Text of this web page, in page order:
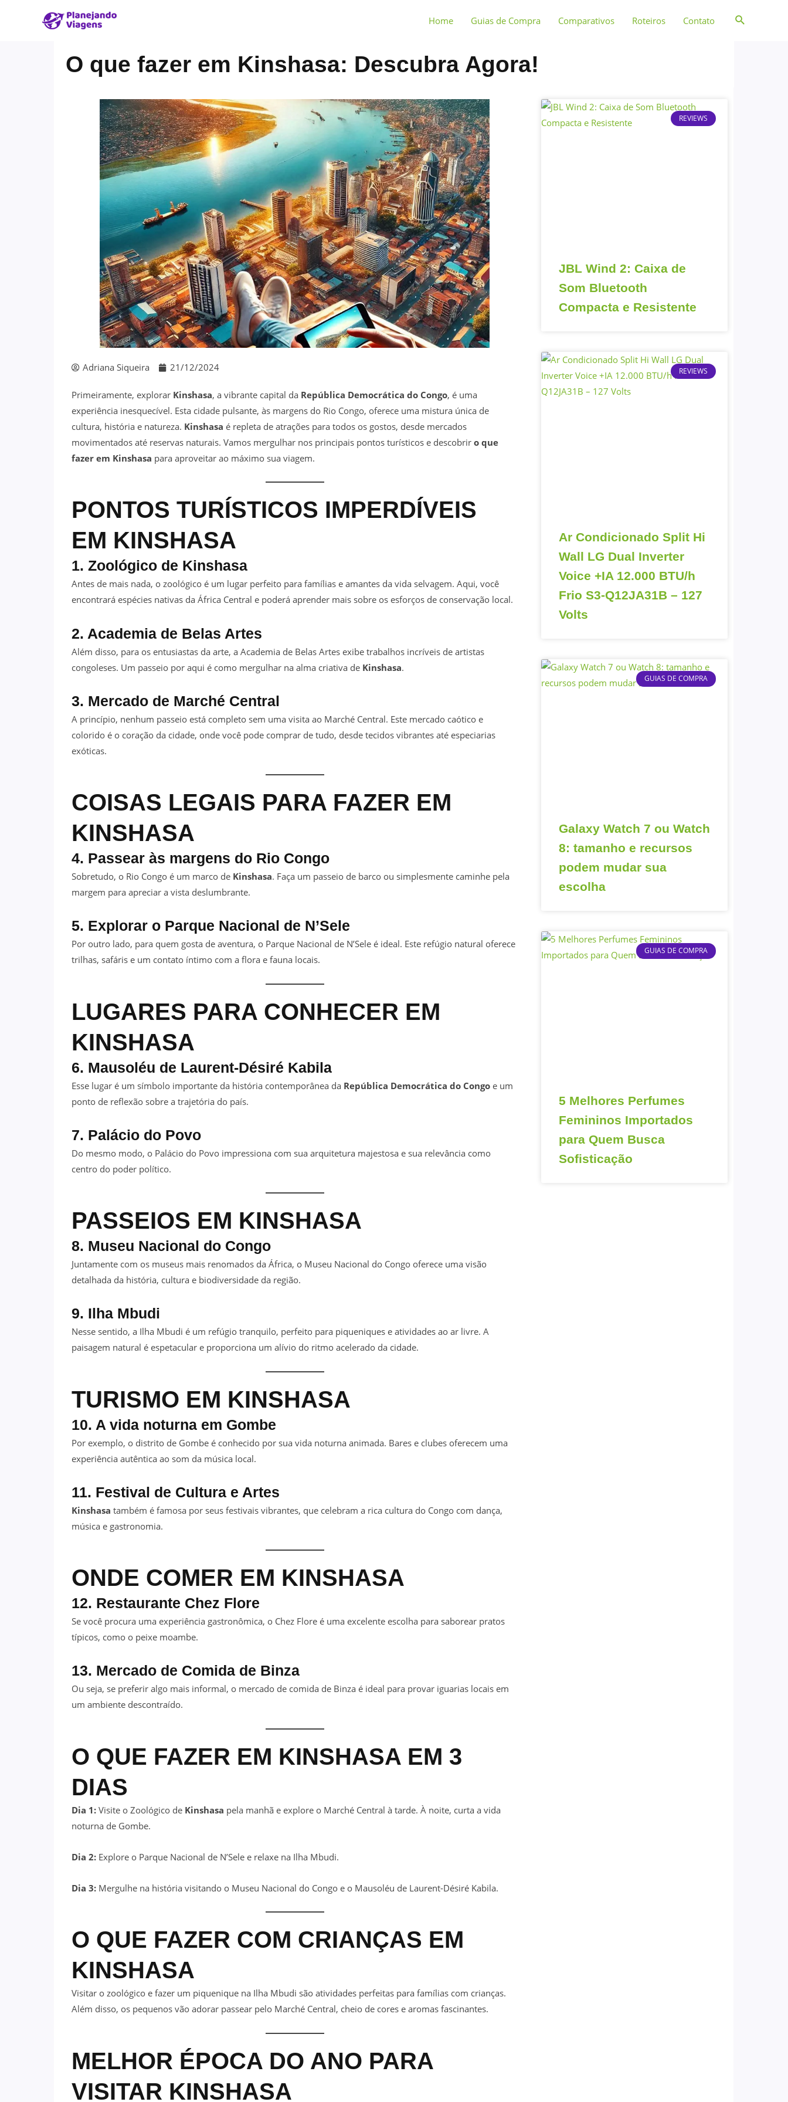
Home Guias de Compra Comparativos Roteiros Contato
O que fazer em Kinshasa: Descubra Agora!
Adriana Siqueira 21/12/2024
Primeiramente, explorar Kinshasa, a vibrante capital da República Democrática do Congo, é uma
experiência inesquecível. Esta cidade pulsante, às margens do Rio Congo, oferece uma mistura única de
cultura, história e natureza. Kinshasa é repleta de atrações para todos os gostos, desde mercados
movimentados até reservas naturais. Vamos mergulhar nos principais pontos turísticos e descobrir o que
fazer em Kinshasa para aproveitar ao máximo sua viagem.
PONTOS TURÍSTICOS IMPERDÍVEIS
EM KINSHASA
1. Zoológico de Kinshasa
Antes de mais nada, o zoológico é um lugar perfeito para famílias e amantes da vida selvagem. Aqui, você
encontrará espécies nativas da África Central e poderá aprender mais sobre os esforços de conservação local.
2. Academia de Belas Artes
Além disso, para os entusiastas da arte, a Academia de Belas Artes exibe trabalhos incríveis de artistas
congoleses. Um passeio por aqui é como mergulhar na alma criativa de Kinshasa.
3. Mercado de Marché Central
A princípio, nenhum passeio está completo sem uma visita ao Marché Central. Este mercado caótico e
colorido é o coração da cidade, onde você pode comprar de tudo, desde tecidos vibrantes até especiarias
exóticas.
COISAS LEGAIS PARA FAZER EM
KINSHASA
4. Passear às margens do Rio Congo
Sobretudo, o Rio Congo é um marco de Kinshasa. Faça um passeio de barco ou simplesmente caminhe pela
margem para apreciar a vista deslumbrante.
5. Explorar o Parque Nacional de N’Sele
Por outro lado, para quem gosta de aventura, o Parque Nacional de N’Sele é ideal. Este refúgio natural oferece
trilhas, safáris e um contato íntimo com a flora e fauna locais.
LUGARES PARA CONHECER EM
KINSHASA
6. Mausoléu de Laurent-Désiré Kabila
Esse lugar é um símbolo importante da história contemporânea da República Democrática do Congo e um
ponto de reflexão sobre a trajetória do país.
7. Palácio do Povo
Do mesmo modo, o Palácio do Povo impressiona com sua arquitetura majestosa e sua relevância como
centro do poder político.
PASSEIOS EM KINSHASA
8. Museu Nacional do Congo
Juntamente com os museus mais renomados da África, o Museu Nacional do Congo oferece uma visão
detalhada da história, cultura e biodiversidade da região.
9. Ilha Mbudi
Nesse sentido, a Ilha Mbudi é um refúgio tranquilo, perfeito para piqueniques e atividades ao ar livre. A
paisagem natural é espetacular e proporciona um alívio do ritmo acelerado da cidade.
TURISMO EM KINSHASA
10. A vida noturna em Gombe
Por exemplo, o distrito de Gombe é conhecido por sua vida noturna animada. Bares e clubes oferecem uma
experiência autêntica ao som da música local.
11. Festival de Cultura e Artes
Kinshasa também é famosa por seus festivais vibrantes, que celebram a rica cultura do Congo com dança,
música e gastronomia.
ONDE COMER EM KINSHASA
12. Restaurante Chez Flore
Se você procura uma experiência gastronômica, o Chez Flore é uma excelente escolha para saborear pratos
típicos, como o peixe moambe.
13. Mercado de Comida de Binza
Ou seja, se preferir algo mais informal, o mercado de comida de Binza é ideal para provar iguarias locais em
um ambiente descontraído.
O QUE FAZER EM KINSHASA EM 3
DIAS
Dia 1: Visite o Zoológico de Kinshasa pela manhã e explore o Marché Central à tarde. À noite, curta a vida
noturna de Gombe.
Dia 2: Explore o Parque Nacional de N’Sele e relaxe na Ilha Mbudi.
Dia 3: Mergulhe na história visitando o Museu Nacional do Congo e o Mausoléu de Laurent-Désiré Kabila.
O QUE FAZER COM CRIANÇAS EM
KINSHASA
Visitar o zoológico e fazer um piquenique na Ilha Mbudi são atividades perfeitas para famílias com crianças.
Além disso, os pequenos vão adorar passear pelo Marché Central, cheio de cores e aromas fascinantes.
MELHOR ÉPOCA DO ANO PARA
VISITAR KINSHASA
REVIEWS
JBL Wind 2: Caixa de
Som Bluetooth
Compacta e Resistente
REVIEWS
Ar Condicionado Split Hi
Wall LG Dual Inverter
Voice +IA 12.000 BTU/h
Frio S3-Q12JA31B – 127
Volts
GUIAS DE COMPRA
Galaxy Watch 7 ou Watch
8: tamanho e recursos
podem mudar sua
escolha
GUIAS DE COMPRA
5 Melhores Perfumes
Femininos Importados
para Quem Busca
Sofisticação